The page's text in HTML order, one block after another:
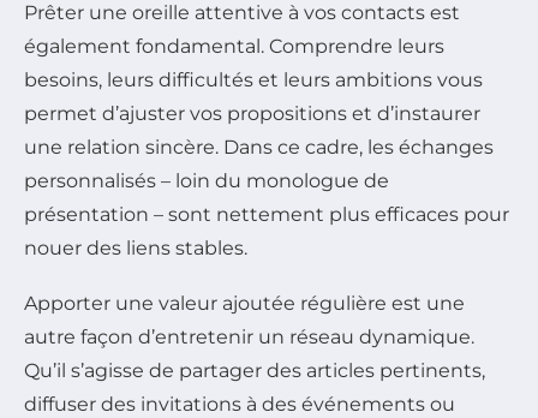
Prêter une oreille attentive à vos contacts est
également fondamental. Comprendre leurs
besoins, leurs difficultés et leurs ambitions vous
permet d’ajuster vos propositions et d’instaurer
une relation sincère. Dans ce cadre, les échanges
personnalisés – loin du monologue de
présentation – sont nettement plus efficaces pour
nouer des liens stables.
Apporter une valeur ajoutée régulière est une
autre façon d’entretenir un réseau dynamique.
Qu’il s’agisse de partager des articles pertinents,
diffuser des invitations à des événements ou